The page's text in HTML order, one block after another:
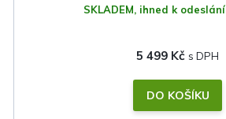
SKLADEM, ihned k odeslání
5 499 Kč
DO KOŠÍKU